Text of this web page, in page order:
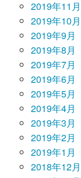
2019年11月
2019年10月
2019年9月
2019年8月
2019年7月
2019年6月
2019年5月
2019年4月
2019年3月
2019年2月
2019年1月
2018年12月